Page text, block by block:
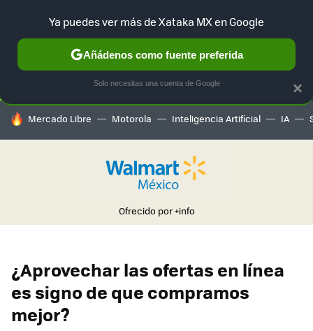
SELECCIÓN GAMING HOME AUTO TERRITORIO
HOY SE HABLA DE
Mercado Libre Motorola Inteligencia Artificial IA
Ofrecido por+info
¿Aprovechar las ofertas en línea
es signo de que compramos
mejor?
×
Ya puedes ver más de Xataka MX en Google
Añádenos como fuente preferida
Solo necesitas una cuenta de Google